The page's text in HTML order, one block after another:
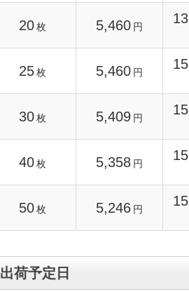
20枚 5,460 円
13
25枚 5,460 円
15
30枚 5,409 円
15
40枚 5,358 円
15
50枚 5,246 円
15
出荷予定日